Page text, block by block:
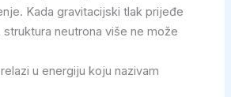
Kada gravitacijski tlak prijeđe
struktura neutrona više ne može
u energiju koju nazivam